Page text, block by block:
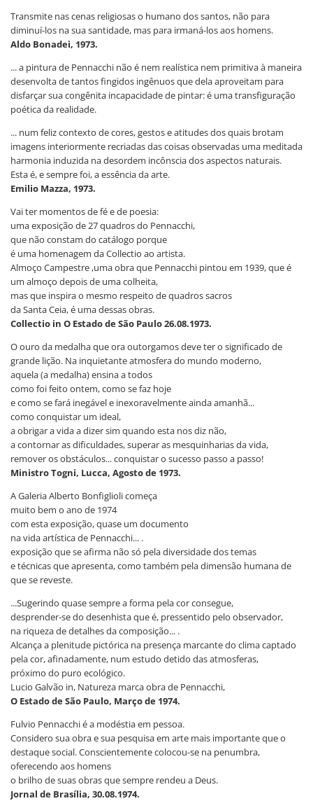
Transmite nas cenas religiosas o humano dos santos, não para
diminuí-los na sua santidade, mas para irmaná-los aos homens.
Aldo Bonadei, 1973.
... a pintura de Pennacchi não é nem realística nem primitiva à maneira
desenvolta de tantos fingidos ingênuos que dela aproveitam para
disfarçar sua congênita incapacidade de pintar: é uma transfiguração
poética da realidade.
... num feliz contexto de cores, gestos e atitudes dos quais brotam
imagens interiormente recriadas das coisas observadas uma meditada
harmonia induzida na desordem incônscia dos aspectos naturais.
Esta é, e sempre foi, a essência da arte.
Emilio Mazza, 1973.
Vai ter momentos de fé e de poesia:
uma exposição de 27 quadros do Pennacchi,
que não constam do catálogo porque
é uma homenagem da Collectio ao artista.
Almoço Campestre ,uma obra que Pennacchi pintou em 1939, que é
um almoço depois de uma colheita,
mas que inspira o mesmo respeito de quadros sacros
da Santa Ceia, é uma dessas obras.
Collectio in O Estado de São Paulo 26.08.1973.
O ouro da medalha que ora outorgamos deve ter o significado de
grande lição. Na inquietante atmosfera do mundo moderno,
aquela (a medalha) ensina a todos
como foi feito ontem, como se faz hoje
e como se fará inegável e inexoravelmente ainda amanhã...
como conquistar um ideal,
a obrigar a vida a dizer sim quando esta nos diz não,
a contornar as dificuldades, superar as mesquinharias da vida,
remover os obstáculos... conquistar o sucesso passo a passo!
Ministro Togni, Lucca, Agosto de 1973.
A Galeria Alberto Bonfiglioli começa
muito bem o ano de 1974
com esta exposição, quase um documento
na vida artística de Pennacchi... .
exposição que se afirma não só pela diversidade dos temas
e técnicas que apresenta, como também pela dimensão humana de
que se reveste.
...Sugerindo quase sempre a forma pela cor consegue,
desprender-se do desenhista que é, pressentido pelo observador,
na riqueza de detalhes da composição... .
Alcança a plenitude pictórica na presença marcante do clima captado
pela cor, afinadamente, num estudo detido das atmosferas,
próximo do puro ecológico.
Lucio Galvão in, Natureza marca obra de Pennacchi,
O Estado de São Paulo, Março de 1974.
Fulvio Pennacchi é a modéstia em pessoa.
Considero sua obra e sua pesquisa em arte mais importante que o
destaque social. Conscientemente colocou-se na penumbra,
oferecendo aos homens
o brilho de suas obras que sempre rendeu a Deus.
Jornal de Brasília, 30.08.1974.